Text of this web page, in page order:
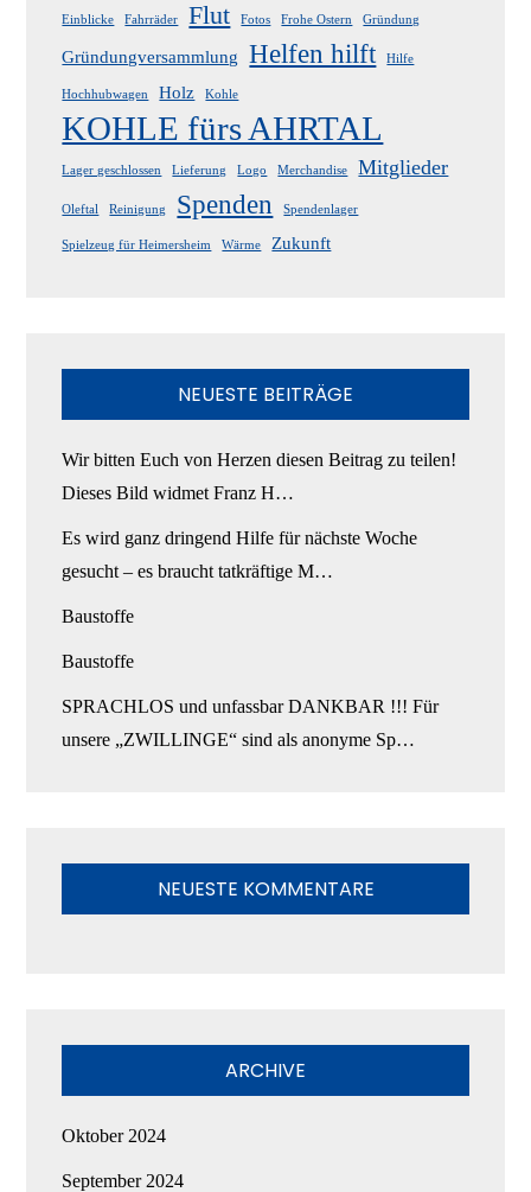
Einblicke Fahrräder Flut Fotos Frohe Ostern Gründung
Gründungversammlung Helfen hilft Hilfe
Hochhubwagen Holz Kohle
KOHLE fürs AHRTAL
Lager geschlossen Lieferung Logo Merchandise Mitglieder
Oleftal Reinigung Spenden Spendenlager
Spielzeug für Heimersheim Wärme Zukunft
NEUESTE BEITRÄGE
Wir bitten Euch von Herzen diesen Beitrag zu teilen!
Dieses Bild widmet Franz H…
Es wird ganz dringend Hilfe für nächste Woche
gesucht – es braucht tatkräftige M…
Baustoffe
Baustoffe
SPRACHLOS und unfassbar DANKBAR !!! Für
unsere „ZWILLINGE“ sind als anonyme Sp…
NEUESTE KOMMENTARE
ARCHIVE
Oktober 2024
September 2024